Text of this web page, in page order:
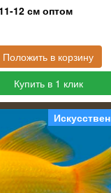
12 см оптом
Положить в корзину
Купить в 1 клик